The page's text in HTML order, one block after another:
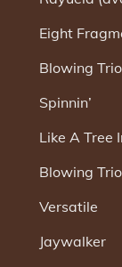
Eight
Blowing
Spinnin’
Like A Tree
Blowing
Versatile
Jaywalker